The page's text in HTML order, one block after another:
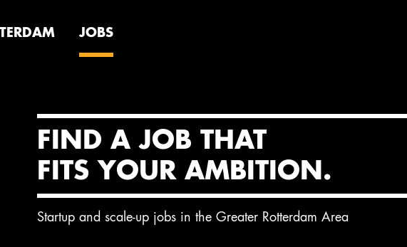
JOBS
FIND A JOB THAT
FITS YOUR AMBITION.
Startup and scale-up jobs in the Greater Rotterdam Area